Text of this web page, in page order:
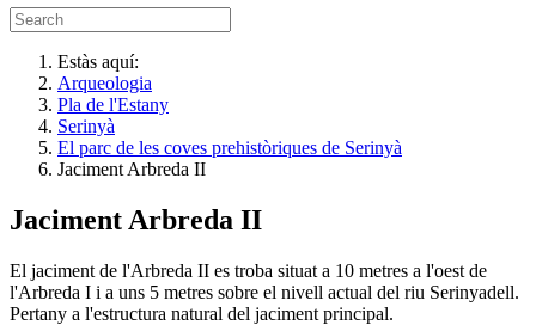
Estàs aquí:
Arqueologia
Pla de l'Estany
Serinyà
El parc de les coves prehistòriques de Serinyà
Jaciment Arbreda II
Jaciment Arbreda II
El jaciment de l'Arbreda II es troba situat a 10 metres a l'oest de
l'Arbreda I i a uns 5 metres sobre el nivell actual del riu Serinyadell.
Pertany a l'estructura natural del jaciment principal.